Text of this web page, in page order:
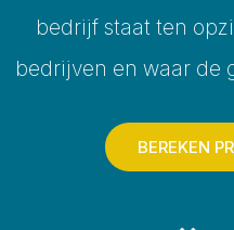
bedrijf staat ten
bedrijven en waar de
BEREKEN